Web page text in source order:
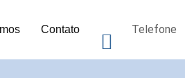
Contato Telefone